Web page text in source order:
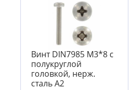
Винт DIN7985 М3*8 с
полукруглой
головкой, нерж.
сталь А2